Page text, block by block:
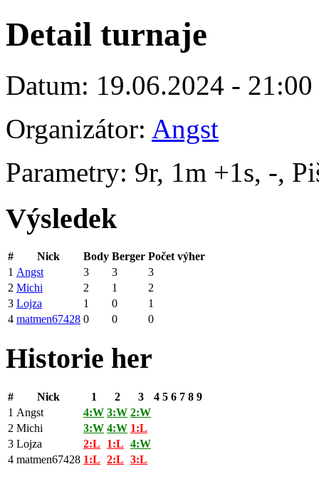
Detail turnaje
Datum: 19.06.2024 - 21:00
Organizátor: Angst
Parametry: 9r, 1m +1s, -,
Výsledek
# Nick Body Berger Počet výher
1 Angst 3 3
3
2 Michi 2 1
2
3 Lojza 1 0
1
4 matmen67428 0 0 0
Historie her
# Nick 1 2 3 4 5 6 7 8 9
1 Angst 4:W 3:W 2:W
2 Michi 3:W 4:W 1:L
3 Lojza 2:L 1:L 4:W
4 matmen67428 1:L 2:L 3:L